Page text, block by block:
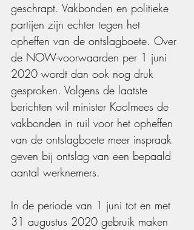
geschrapt. Vakbonden en politieke
partijen zijn echter tegen het
opheffen van de ontslagboete. Over
de NOW-voorwaarden per 1 juni
2020 wordt dan ook nog druk
gesproken. Volgens de laatste
berichten wil minister Koolmees de
vakbonden in ruil voor het opheffen
van de ontslagboete meer inspraak
geven bij ontslag van een bepaald
aantal werknemers.
In de periode van 1 juni tot en met
31 augustus 2020 gebruik maken